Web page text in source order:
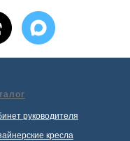
руководителя
кресла